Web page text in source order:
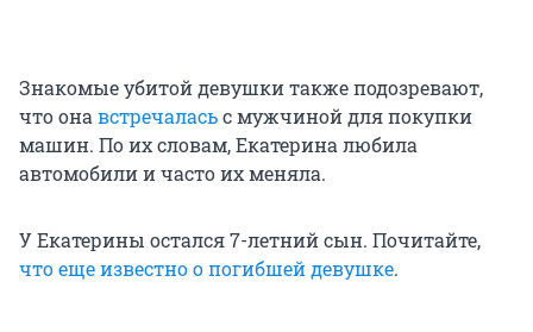
Знакомые убитой девушки также подозревают,
что онавстречаласьс мужчиной для покупки
машин. По их словам, Екатерина любила
автомобили и часто их меняла.
У Екатерины остался 7-летний сын. Почитайте,
что еще известно о погибшей девушке.